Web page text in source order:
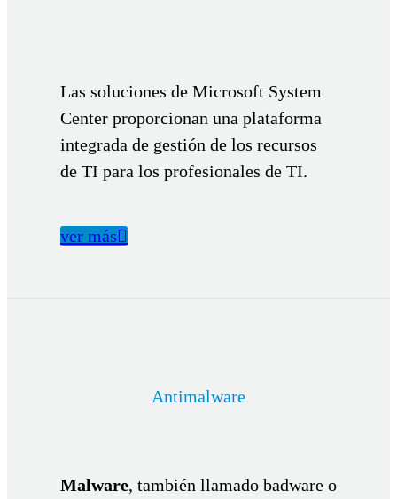
Las soluciones de Microsoft System
Center proporcionan una plataforma
integrada de gestión de los recursos
de TI para los profesionales de TI.
ver más
Antimalware
Malware, también llamado badware o